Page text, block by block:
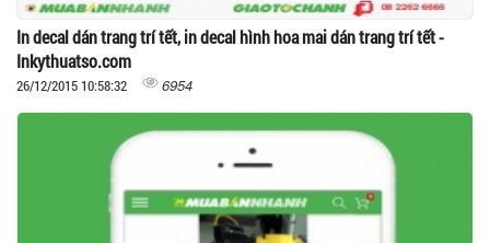
In decal dán trang trí tết, in decal hình hoa mai dán trang trí tết -
Inkythuatso.com
26/12/2015 10:58:32 6954